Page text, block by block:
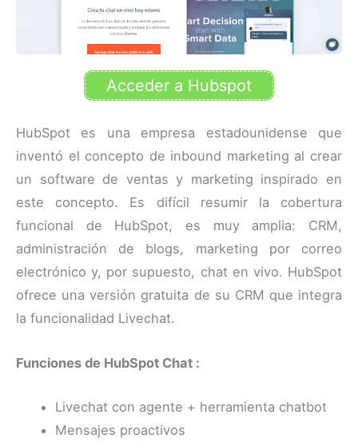
Acceder a Hubspot
HubSpot es una empresa estadounidense que
inventó el concepto de inbound marketing al crear
un software de ventas y marketing inspirado en
este concepto. Es difícil resumir la cobertura
funcional de HubSpot, es muy amplia: CRM,
administración de blogs, marketing por correo
electrónico y, por supuesto, chat en vivo. HubSpot
ofrece una versión gratuita de su CRM que integra
la funcionalidad Livechat.
Funciones de HubSpot Chat :
Livechat con agente + herramienta chatbot
Mensajes proactivos